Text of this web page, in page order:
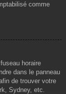
comme
horaire
dans le panneau
de trouver votre
Sydney, etc.